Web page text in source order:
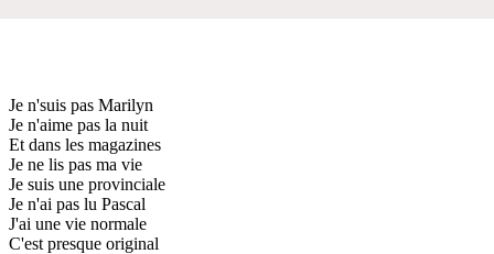
Je n'suis pas Marilyn
Je n'aime pas la nuit
Et dans les magazines
Je ne lis pas ma vie
Je suis une provinciale
Je n'ai pas lu Pascal
J'ai une vie normale
C'est presque original